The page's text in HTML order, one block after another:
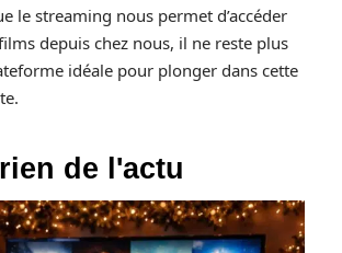
le streaming nous permet d’accéder
depuis chez nous, il ne reste plus
idéale pour plonger dans cette
de l'actu